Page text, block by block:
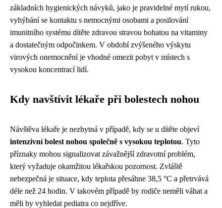
základních hygienických návyků, jako je pravidelné mytí rukou,
vyhýbání se kontaktu s nemocnými osobami a posilování
imunitního systému dítěte zdravou stravou bohatou na vitaminy
a dostatečným odpočinkem. V období zvýšeného výskytu
virových onemocnění je vhodné omezit pobyt v místech s
vysokou koncentrací lidí.
Kdy navštívit lékaře při bolestech nohou
Návštěva lékaře je nezbytná v případě, kdy se u dítěte objeví
intenzivní bolest nohou společně s vysokou teplotou. Tyto
příznaky mohou signalizovat závažnější zdravotní problém,
který vyžaduje okamžitou lékařskou pozornost. Zvláště
nebezpečná je situace, kdy teplota přesáhne 38,5 °C a přetrvává
déle než 24 hodin. V takovém případě by rodiče neměli váhat a
měli by vyhledat pediatra co nejdříve.